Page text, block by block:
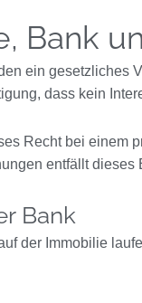
Bank
ein gesetzliches
dass kein
Recht bei
entfällt dieses
Bank
der Immobilie